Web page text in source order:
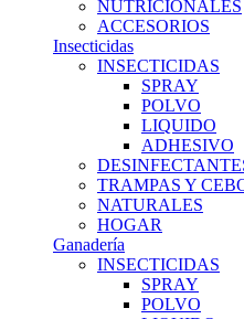
NUTRICIONALES
ACCESORIOS
Insecticidas
INSECTICIDAS
SPRAY
POLVO
LIQUIDO
ADHESIVO
TRAMPAS Y
NATURALES
HOGAR
Ganadería
INSECTICIDAS
SPRAY
POLVO